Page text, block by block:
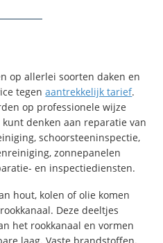
op allerlei soorten daken en
tegenaantrekkelijk tarief.
op professionele wijze
denken aan reparatie van
schoorsteeninspectie,
zonnepanelen
en inspectiediensten.
hout, kolen of olie komen
Deze deeltjes
het rookkanaal en vormen